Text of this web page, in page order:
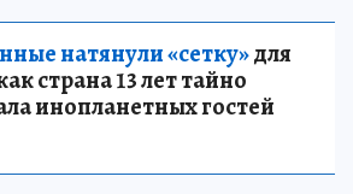
натянули «сетку»для
страна 13 лет тайно
инопланетных гостей